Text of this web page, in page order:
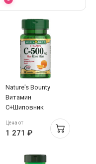
Nature's Bounty
Витамин
С+Шиповник
Цена от
1 271 ₽